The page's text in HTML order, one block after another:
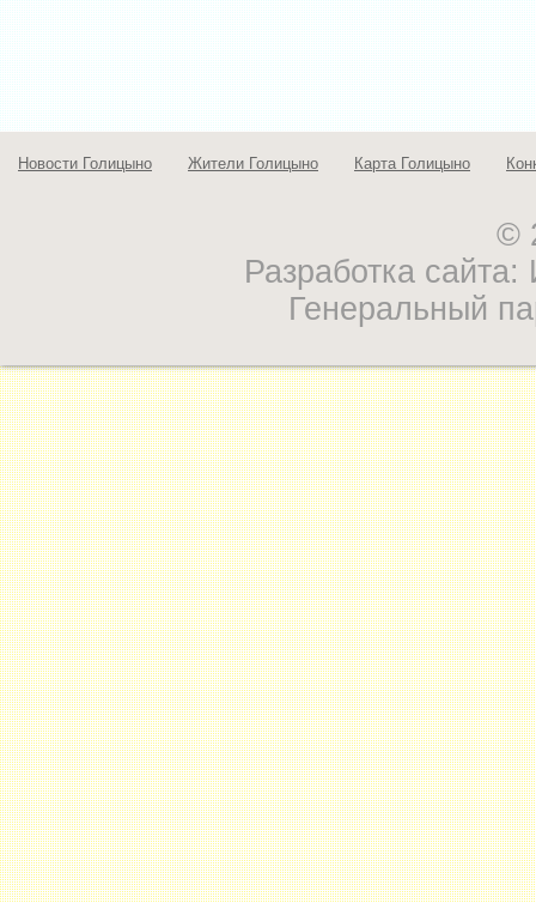
Новости Голицыно Жители Голицыно Карта Голицыно
©
Разработка
Генеральный